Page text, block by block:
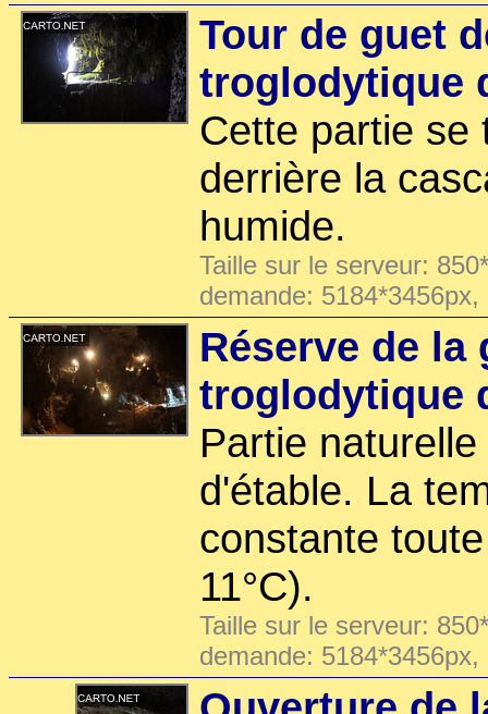
Tour de guet
troglodytique
Cette partie se
derrière la
humide.
Taille sur le serveur:
demande:
Réserve de la
troglodytique
Partie
d'étable. La
constante
11°C).
Taille sur le serveur:
demande: